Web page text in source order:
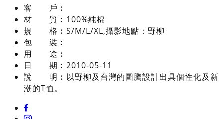
客 戶︰
材 質︰ 100%純棉
規 格︰ S/M/L/XL,攝影地點：野柳
包 裝︰
用 途︰
日 期︰ 2010-05-11
說 明︰ 以野柳及台灣的圖騰設計出具個性化及新
潮的T恤。